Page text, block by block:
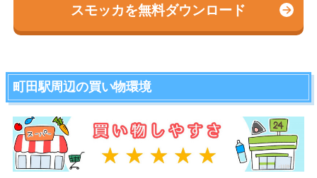
スモッカを無料ダウンロード
町田駅周辺の買い物環境